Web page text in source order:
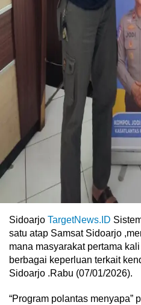
Sidoarjo TargetNews.ID
satu atap Samsat Sidoarjo
mana masyarakat pertama
berbagai keperluan terkait
Sidoarjo .Rabu (07/01/2026).
“Program polantas menyapa”